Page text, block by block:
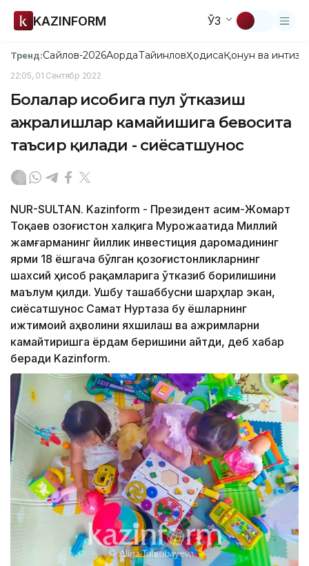
KAZINFORM ЎЗ
Тренд:Сайлов-2026АқордаТайинловҲодисаҚонун ва
22:05, 01 Сентябр 2022
Болалар ҳисобига пул ўтказиш
ажралишлар камайишига бевосита
таъсир қилади - сиёсатшунос
NUR-SULTAN. Kazinform - Президент Қасим-Жомарт
Тоқаев Қозоғистон халқига Мурожаатида Миллий
жамғарманинг йиллик инвестиция даромадининг
ярми 18 ёшгача бўлган қозоғистонликларнинг
шахсий ҳисоб рақамларига ўтказиб борилишини
маълум қилди. Ушбу ташаббусни шарҳлар экан,
сиёсатшунос Самат Нуртаза бу ёшларнинг
ижтимоий аҳволини яхшилаш ва ажримларни
камайтиришга ёрдам беришини айтди, деб хабар
беради Kazinform.